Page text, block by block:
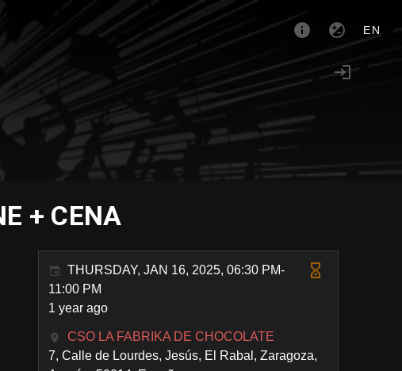
EN
+ CENA
THURSDAY, JAN 16, 2025, 06:30 PM-
11:00 PM
1 year ago
CSO LA FABRIKA DE CHOCOLATE
7, Calle de Lourdes, Jesús, El Rabal, Zaragoza,